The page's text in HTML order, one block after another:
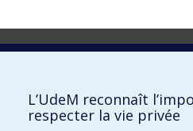
Laboratoire
Vice-rectorat aux affaires étudiantes et
L’UdeM reconnaît
respecter la vie privée